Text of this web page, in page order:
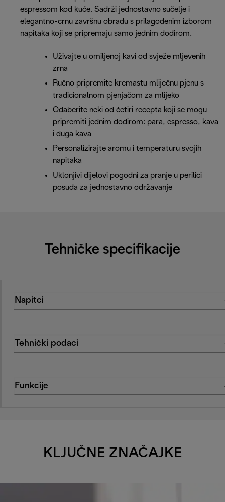
espressom kod kuće. Sadrži jednostavno sučelje i
elegantno-crnu završnu obradu s prilagođenim izborom
napitaka koji se pripremaju samo jednim dodirom.
Uživajte u omiljenoj kavi od svježe mljevenih
zrna
Ručno pripremite kremastu mliječnu pjenu s
tradicionalnom pjenjačom za mlijeko
Odaberite neki od četiri recepta koji se mogu
pripremiti jednim dodirom: para, espresso, kava
i duga kava
Personalizirajte aromu i temperaturu svojih
napitaka
Uklonjivi dijelovi pogodni za pranje u perilici
posuđa za jednostavno održavanje
Tehničke specifikacije
Napitci
Tehnički podaci
Funkcije
KLJUČNE ZNAČAJKE